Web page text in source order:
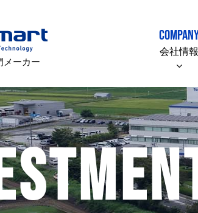
メーカー
会社情報